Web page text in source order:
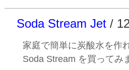
Soda Stream Jet /
家庭で簡単に炭酸水を作
Soda Stream を買ってみ